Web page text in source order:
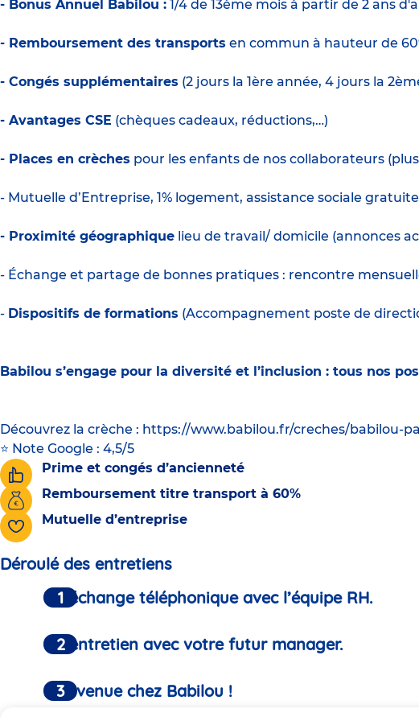
- Bonus Annuel Babilou : 1/4 de 13ème mois à partir de 2 ans
- Remboursement des transports en commun à hauteur de
- Congés supplémentaires (2 jours la 1ère année, 4 jours la
- Avantages CSE (chèques cadeaux, réductions,…)
- Places en crèches pour les enfants de nos collaborateurs (plus
- Mutuelle d’Entreprise, 1% logement, assistance sociale gratuite
- Proximité géographique lieu de travail/ domicile (annonces
- Échange et partage de bonnes pratiques : rencontre
- Dispositifs de formations (Accompagnement poste de
Babilou s’engage pour la diversité et l’inclusion : tous nos
Découvrez la crèche : https://www.babilou.fr/creches/babilou-
⭐ Note Google : 4,5/5
Prime et congés d’ancienneté
Remboursement titre transport à 60%
Mutuelle d’entreprise
Déroulé des entretiens
Un échange téléphonique avec l’équipe RH.
Un entretien avec votre futur manager.
Bienvenue chez Babilou !